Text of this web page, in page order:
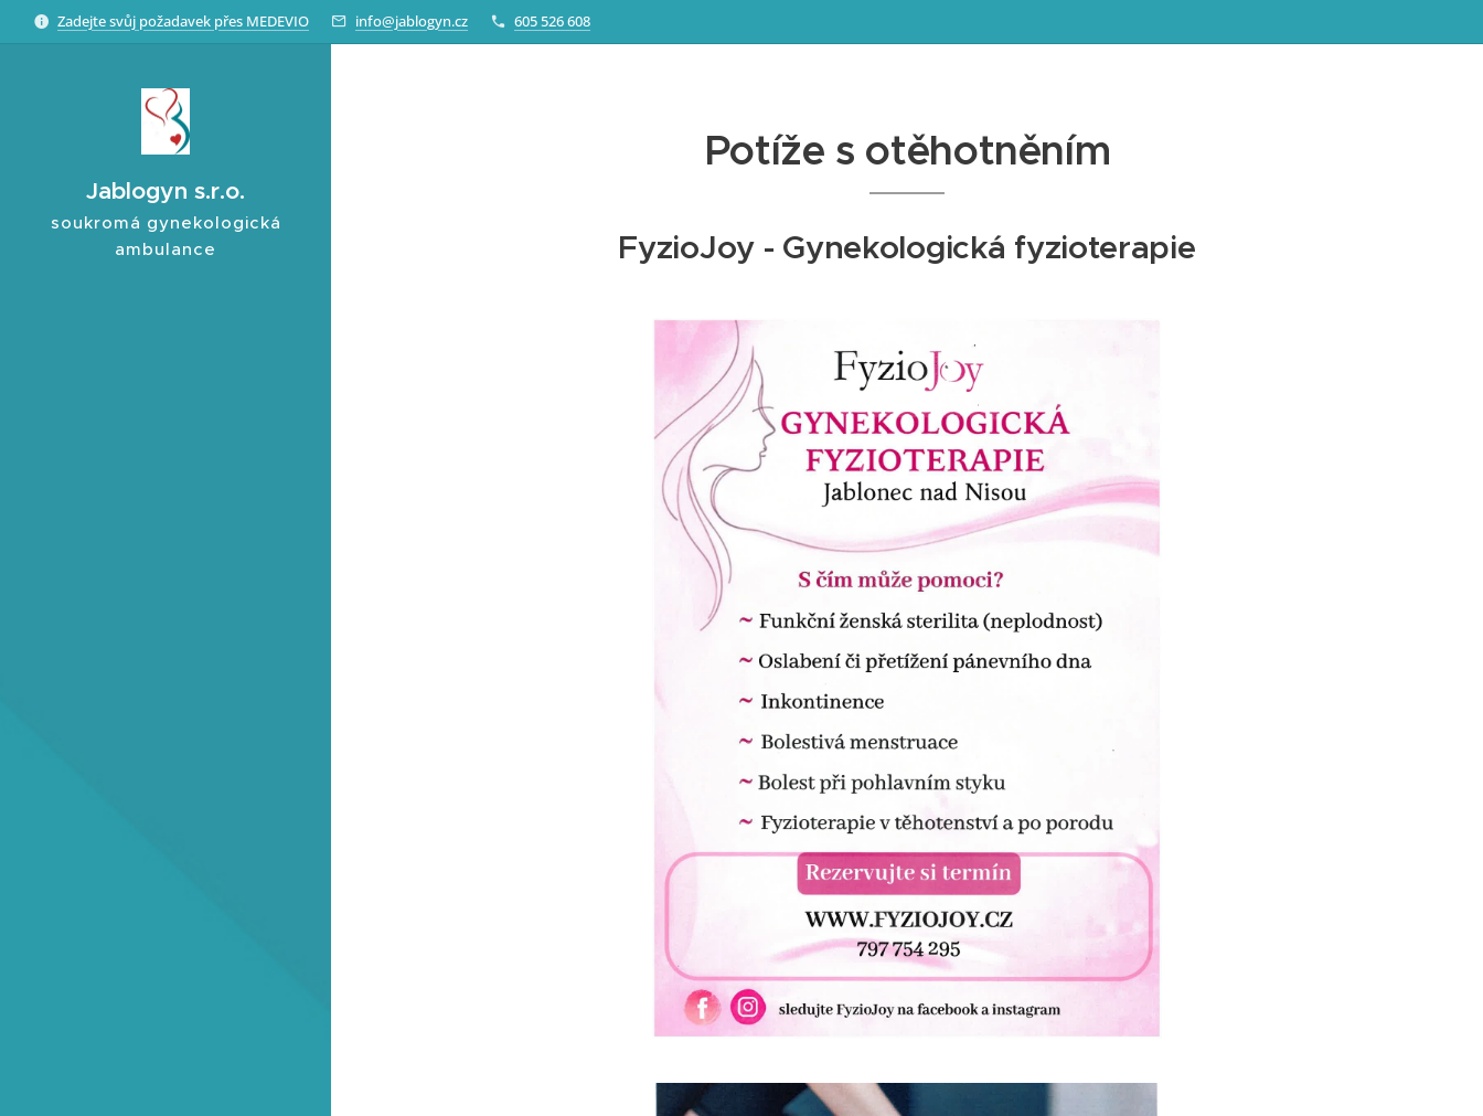
Zadejte svůj požadavek přes MEDEVIO info@jablogyn.cz 605 526 608
Jablogyn s.r.o.
soukromá gynekologická
ambulance
Potíže s otěhotněním
FyzioJoy - Gynekologická fyzioterapie